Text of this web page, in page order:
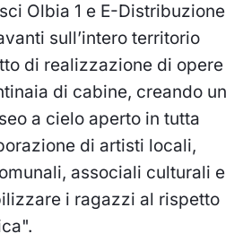
Olbia 1 e E-Distribuzione
sull’intero territorio
di realizzazione di opere
di cabine, creando un
a cielo aperto in tutta
di artisti locali,
associali culturali e
i ragazzi al rispetto